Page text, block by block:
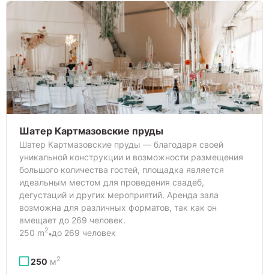
Шатер Картмазовские пруды
Шатер Картмазовские пруды — благодаря своей
уникальной конструкции и возможности размещения
большого количества гостей, площадка является
идеальным местом для проведения свадеб,
дегустаций и других мероприятий. Аренда зала
возможна для различных форматов, так как он
вмещает до 269 человек.
250 m2 до 269 человек
250 м2